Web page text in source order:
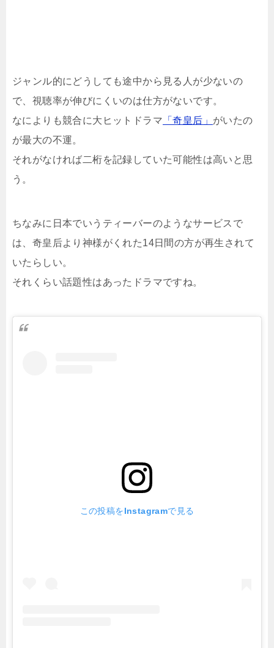
ジャンル的にどうしても途中から見る人が少ないの
で、視聴率が伸びにくいのは仕方がないです。
なによりも競合に大ヒットドラマ 「奇皇后」 がいたの
が最大の不運。
それがなければ二桁を記録していた可能性は高いと思
う。
ちなみに日本でいうティーバーのようなサービスで
は、奇皇后より神様がくれた14日間の方が再生されて
いたらしい。
それくらい話題性はあったドラマですね。
この投稿をInstagramで見る